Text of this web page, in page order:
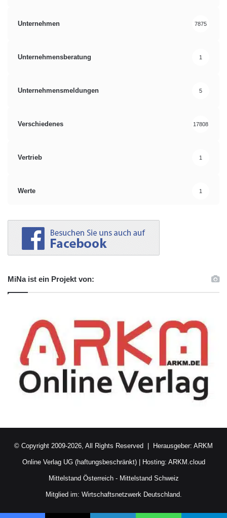
Unternehmen 7875
Unternehmensberatung 1
Unternehmensmeldungen 5
Verschiedenes 17808
Vertrieb 1
Werte 1
MiNa ist ein Projekt von:
© Copyright 2009-2026, All Rights Reserved | Herausgeber: ARKM
Online Verlag UG (haftungsbeschränkt)| Hosting: ARKM.cloud
Mittelstand Österreich- Mittelstand Schweiz
Mitglied im: Wirtschaftsnetzwerk Deutschland.